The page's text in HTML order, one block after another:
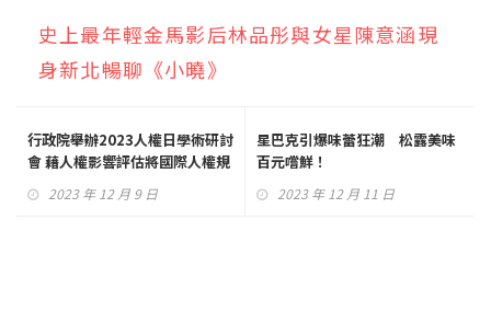
史上最年輕金馬影后林品彤與女星陳意涵現
身新北暢聊《小曉》
行政院舉辦2023人權日學術研討
會 藉人權影響評估將國際人權規
範融入在地日常生活
2023 年 12 月 9 日
星巴克引爆味蕾狂潮 松露美味
百元嚐鮮！
2023 年 12 月 11 日